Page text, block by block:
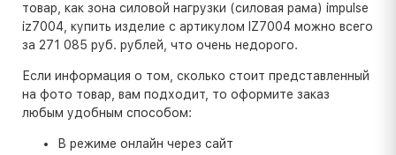
товар, как зона силовой нагрузки (силовая рама) impulse
iz7004, купить изделие с артикулом IZ7004 можно всего
за 271 085 руб. рублей, что очень недорого.
Если информация о том, сколько стоит представленный
на фото товар, вам подходит, то оформите заказ
любым удобным способом:
В режиме онлайн через сайт